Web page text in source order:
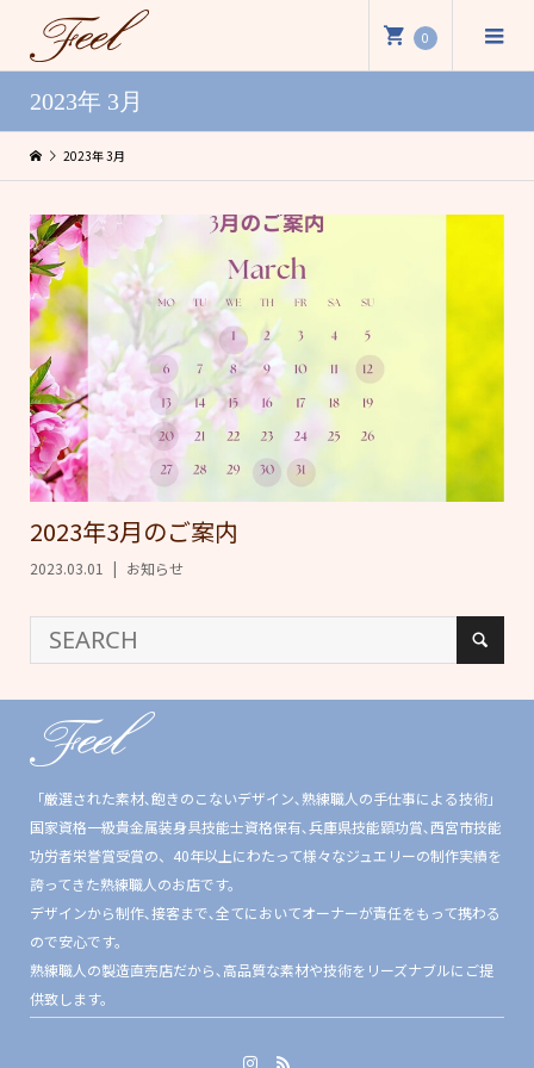
0
2023年 3月
2023年 3月
2023年3月のご案内
2023.03.01 お知らせ
「厳選された素材､飽きのこないデザイン､熟練職人の手仕事による技術」
国家資格一級貴金属装身具技能士資格保有､兵庫県技能顕功賞､西宮市技能
功労者栄誉賞受賞の、40年以上にわたって様々なジュエリーの制作実績を
誇ってきた熟練職人のお店です。
デザインから制作､接客まで､全てにおいてオーナーが責任をもって携わる
ので安心です。
熟練職人の製造直売店だから､高品質な素材や技術をリーズナブルにご提
供致します。